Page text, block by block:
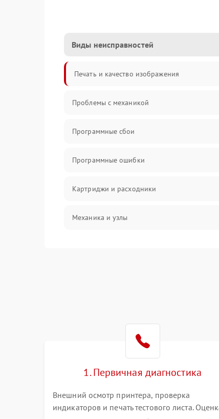
Виды неисправностей
Печать и качество изображения
Проблемы с механикой
Программные сбои
Программные ошибки
Картриджи и расходники
Механика и узлы
1. Первичная диагностика
Внешний осмотр принтера, проверка
индикаторов и печать тестового листа.